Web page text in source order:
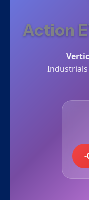
Action
Industrials
-